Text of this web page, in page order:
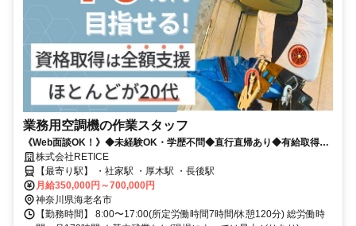
業務用空調機の作業スタッフ
《Web面談OK！》◆未経験OK・学歴不問◆直行直帰あり◆有給取得率
95%◆残業なし・早上がりあり◆20代30代の若手活躍中
株式会社RETICE
【最寄り駅】 ・社家駅 ・厚木駅 ・長後駅
月給350,000円～700,000円
神奈川県海老名市
【勤務時間】 8:00〜17:00(所定労働時間7時間/休憩120分) 総労働時